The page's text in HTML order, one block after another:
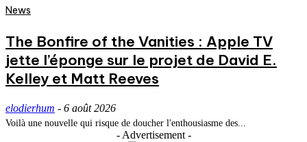
News
The Bonfire of the Vanities : Apple TV
jette l’éponge sur le projet de David E.
Kelley et Matt Reeves
elodierhum - 6 août 2026
Voilà une nouvelle qui risque de doucher l'enthousiasme des...
- Advertisement -